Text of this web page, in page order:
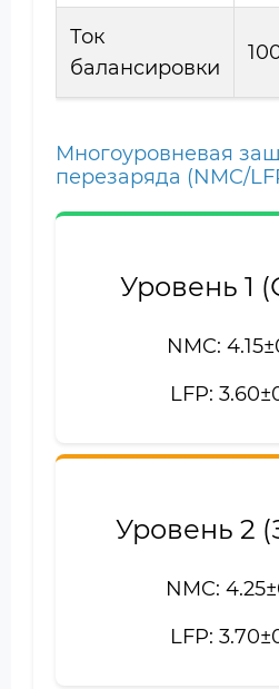
Ток
балансировки
Многоуровневая
перезаряда (NMC/
Уровень 1
NMC:
LFP:
Уровень 2
NMC:
LFP: